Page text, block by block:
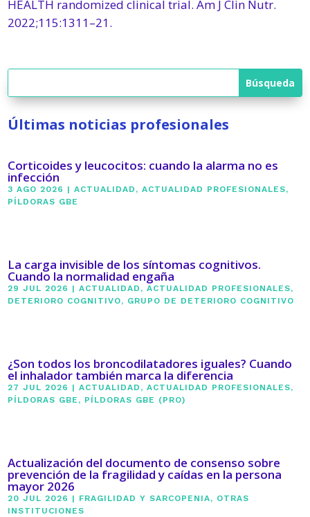
HEALTH randomized clinical trial. Am J Clin Nutr.
2022;115:1311–21.
Últimas noticias profesionales
Corticoides y leucocitos: cuando la alarma no es
infección
3 AGO 2026 |ACTUALIDAD ,ACTUALIDAD PROFESIONALES,
PÍLDORAS GBE
La carga invisible de los síntomas cognitivos.
Cuando la normalidad engaña
29 JUL 2026 |ACTUALIDAD ,ACTUALIDAD PROFESIONALES,
DETERIORO COGNITIVO, GRUPO DE DETERIORO COGNITIVO
¿Son todos los broncodilatadores iguales? Cuando
el inhalador también marca la diferencia
27 JUL 2026 |ACTUALIDAD ,ACTUALIDAD PROFESIONALES,
PÍLDORAS GBE , PÍLDORAS GBE (PRO)
Actualización del documento de consenso sobre
prevención de la fragilidad y caídas en la persona
mayor 2026
20 JUL 2026 | FRAGILIDAD Y SARCOPENIA, OTRAS
INSTITUCIONES